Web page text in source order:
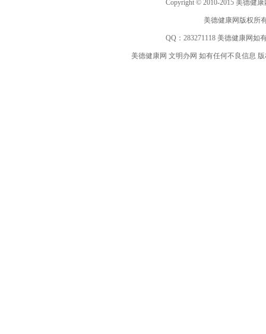
Copyright © 2010-2015 美德健康
美德健康网版权所
QQ： 283271118美德健康网如
美德健康网 文明办网 如有任何不良信息